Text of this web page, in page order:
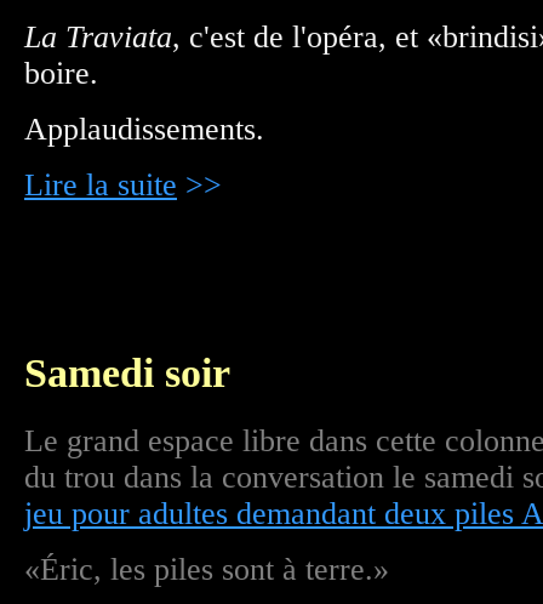
La Traviata, c'est de l'opéra, et
boire.
Applaudissements.
Lire la suite >>
Samedi soir
Le grand espace libre dans cette
du trou dans la conversation le samedi
jeu pour adultes demandant deux piles
«Éric, les piles sont à terre.»